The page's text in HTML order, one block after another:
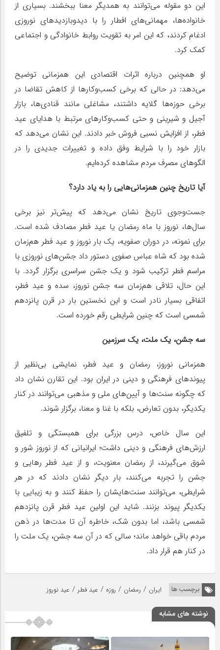
این دو مقوله می‌توانند به همدیگر معنا ببخشند. بسیاری از
خانواده‌ها، مهمانی‌های افطار را با دیدوبازدیدهای نوروزی
ادغام کردند، که این امر به تقویت روابط خانوادگی و اجتماعی
کمک کرد.
او همچنین درباره اثرات اقتصادی این همزمانی توضیح
می‌دهد: در حالی که برخی کسب‌وکارها از کاهش تقاضا در
برخی حوزه‌ها گلایه داشتند، مشاغلی مانند قنادی‌ها، بازار
آجیل و شیرینی و حتی کسب‌وکارهای مرتبط با هدایای عید
فطر، از افزایش نسبی فروش خبر دادند. این نشان می‌دهد که
بازار خود را با شرایط وفق داده و تغییرات جدیدی را در
الگوهای مصرف مردم مشاهده کرده‌ایم.
آیا تاریخ چنین همزمانی‌هایی را به یاد دارد؟
جست‌وجوی تاریخ نشان می‌دهد که پیش‌تر نیز برخی
سال‌ها، نوروز با ماه رمضان یا عید فطر مصادف شده است.
برای نمونه، در دوران صفویه، یک بار نوروز و عید فطر هم‌زمان
شده بود که شاه عباس صفوی دستور داد جشن‌های نوروزی با
مراسم فطر ترکیب شود و یک جشن سراسری برگزار گردد. با
این حال، تلاقی هم‌زمان سه جشن نوروز، سده و عید فطر،
اتفاقی بسیار نادر است و این نخستین بار در قرن پانزدهم
شمسی است که چنین شرایطی رقم خورده است.
سه جشن، یک ملت، یک سرزمین
همزمانی نوروز، رمضان و عید فطر، نمایشی بی‌نظیر از
پیوندهای فرهنگی و دینی در ایران بود. این تقارن نشان داد
که چگونه سنت‌ها و آیین‌های ملی و مذهبی می‌توانند در کنار
یکدیگر، بدون تعارض، بلکه با غنا و معنا، برگزار شوند.
این سال خاص، درس بزرگی برای همبستگی و تلفیق
ارزش‌های فرهنگی و دینی داشت؛ ایرانیانی که از نوروز شور و
شوق می‌گیرند، از رمضان معنویت، و از عید فطر رهایی و
جشن را تجربه می‌کنند، بار دیگر نشان دادند که در هر
شرایطی، می‌توانند سنت‌هایشان را حفظ کنند و به زیبایی با
یکدیگر پیوند بزنند. شاید این اولین عید فطر قرن پانزدهم
شمسی باشد، اما بدون شک، خاطره آن تا مدت‌ها در ذهن
مردم باقی خواهد ماند؛ سالی که در آن سه جشن، یک ملت را
در کنار هم قرار داد.
برچسب ها ایران / رمضان / روزه / عید فطر / عید نوروز
نوشته های مشابه